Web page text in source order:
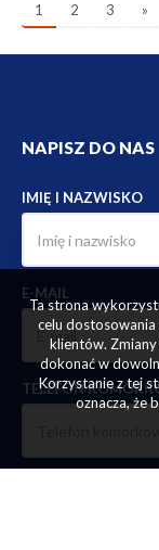
1 2 3 »
NAPISZ DO NAS
IMIĘ I NAZWISKO
E-MAIL
TELEFON
Ta strona
celu
klientów.
dokonać w
Korzystanie z tej
oznacza, że